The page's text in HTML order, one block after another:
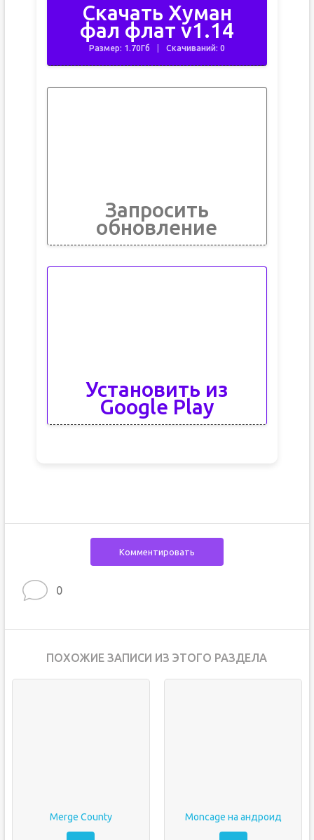
Скачать Хуман
фал флат v1.14
Размер: 1.70Гб Скачиваний: 0
Запросить
обновление
Установить из
Google Play
Комментировать
0
ПОХОЖИЕ ЗАПИСИ ИЗ ЭТОГО РАЗДЕЛА
Merge County Moncage на андроид